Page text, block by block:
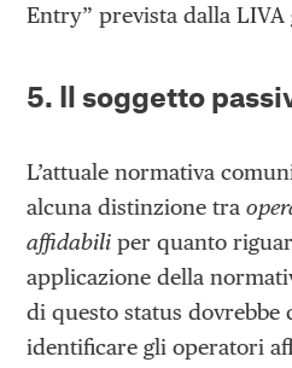
Entry” prevista dalla LIVA
5. Il soggetto
L’attuale normativa
alcuna distinzione tra
affidabili per quanto
applicazione della
di questo status dovrebbe
identificare gli operatori